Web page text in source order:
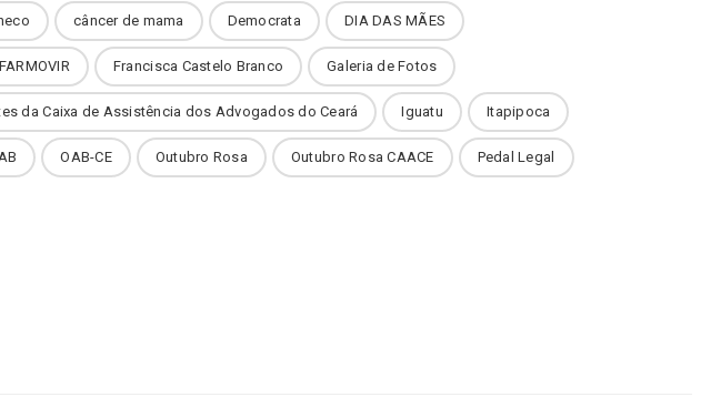
câncer de mama Democrata DIA DAS MÃES
FARMOVIR Francisca Castelo Branco Galeria de Fotos
da Caixa de Assistência dos Advogados do Ceará Iguatu Itapipoca
OAB-CE Outubro Rosa Outubro Rosa CAACE Pedal Legal